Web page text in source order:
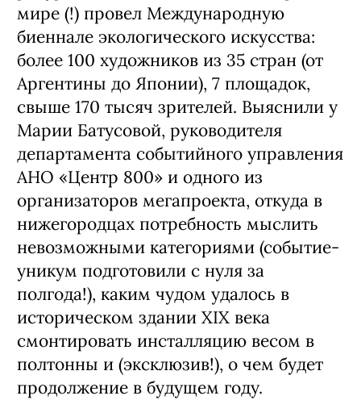
мире (!) провел Международную
биеннале экологического искусства:
более 100 художников из 35 стран (от
Аргентины до Японии), 7 площадок,
свыше 170 тысяч зрителей. Выяснили у
Марии Батусовой, руководителя
департамента событийного управления
АНО «Центр 800» и одного из
организаторов мегапроекта, откуда в
нижегородцах потребность мыслить
невозможными категориями (событие-
уникум подготовили с нуля за
полгода!), каким чудом удалось в
историческом здании XIX века
смонтировать инсталляцию весом в
полтонны и (эксклюзив!), о чем будет
продолжение в будущем году.